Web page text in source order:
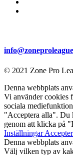
© 2021 Zone Pro
Denna webbplats
Vi använder cookies
sociala
"Acceptera alla". Du
genom att klicka på
Inställningar
Denna webbplats
Välj vilken typ av